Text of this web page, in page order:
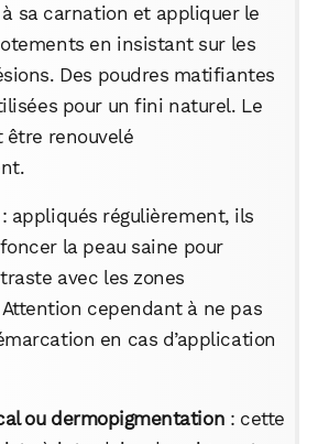
sa carnation et appliquer le
en insistant sur les
Des poudres matifiantes
pour un fini naturel. Le
être renouvelé
appliqués régulièrement, ils
la peau saine pour
avec les zones
cependant à ne pas
en cas d’application
ou dermopigmentation : cette